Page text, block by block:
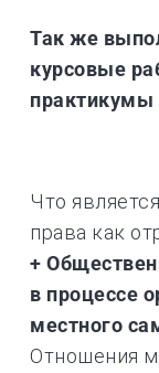
Так же
курсовые
практикумы
Что
права как
+
в процессе
местного
Отношения